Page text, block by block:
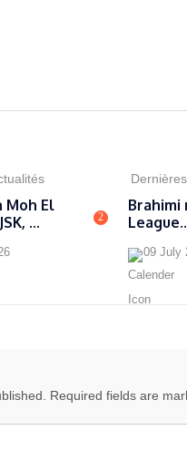
Moh El
...
2
Brahimi
09 July
Required fields are